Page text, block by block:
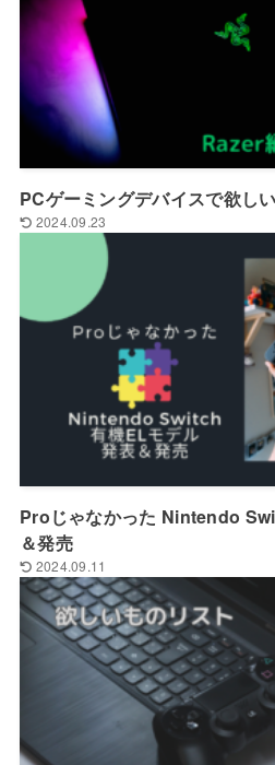
PCゲーミングデバイスで欲し
2024.09.23
Proじゃなかった Nintendo
＆発売
2024.09.11